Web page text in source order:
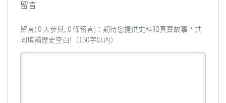
留言
留言( 0 人參與, 0 條留言)：期待您提供史料和真實故事，共
同填補歷史空白!（150字以內）